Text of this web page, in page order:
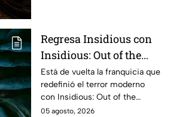
México
Regresa Insidious con
Insidious: Out of the
Further; esto revela el
aterrador primer tráiler
Está de vuelta la franquicia que
redefinió el terror moderno
con Insidious: Out of the
Further. Te contamos todo lo
05 agosto, 2026